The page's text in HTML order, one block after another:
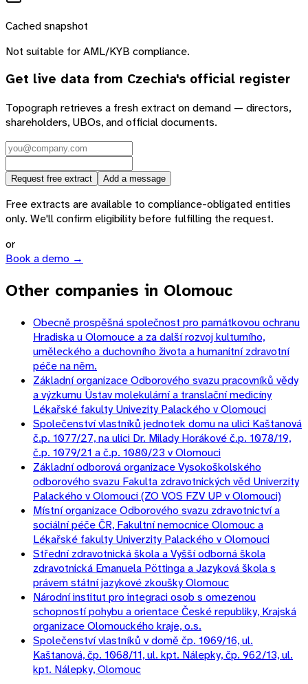
Cached snapshot
Not suitable for AML/KYB compliance.
Get live data from Czechia's official register
Topograph retrieves a fresh extract on demand — directors,
shareholders, UBOs, and official documents.
Request free extract Add a message
Free extracts are available to compliance-obligated entities
only. We'll confirm eligibility before fulfilling the request.
or
Book a demo →
Other companies in Olomouc
Obecně prospěšná společnost pro památkovou ochranu
Hradiska u Olomouce a za další rozvoj kulturního,
uměleckého a duchovního života a humanitní zdravotní
péče na něm.
Základní organizace Odborového svazu pracovníků vědy
a výzkumu Ústav molekulární a translační medicíny
Lékařské fakulty Univezity Palackého v Olomouci
Společenství vlastníků jednotek domu na ulici Kaštanová
č.p. 1077/27, na ulici Dr. Milady Horákové č.p. 1078/19,
č.p. 1079/21 a č.p. 1080/23 v Olomouci
Základní odborová organizace Vysokoškolského
odborového svazu Fakulta zdravotnických věd Univerzity
Palackého v Olomouci (ZO VOS FZV UP v Olomouci)
Místní organizace Odborového svazu zdravotnictví a
sociální péče ČR, Fakultní nemocnice Olomouc a
Lékařské fakulty Univerzity Palackého v Olomouci
Střední zdravotnická škola a Vyšší odborná škola
zdravotnická Emanuela Pöttinga a Jazyková škola s
právem státní jazykové zkoušky Olomouc
Národní institut pro integraci osob s omezenou
schopností pohybu a orientace České republiky, Krajská
organizace Olomouckého kraje, o.s.
Společenství vlastníků v domě čp. 1069/16, ul.
Kaštanová, čp. 1068/11, ul. kpt. Nálepky, čp. 962/13, ul.
kpt. Nálepky, Olomouc